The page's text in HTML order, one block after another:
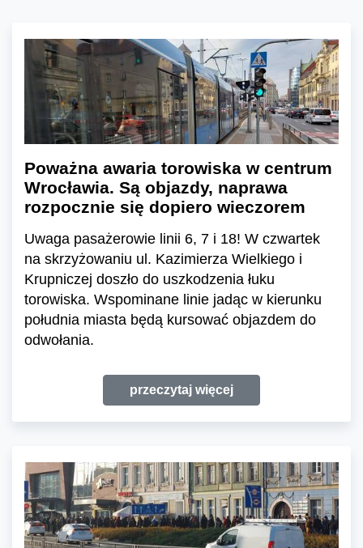
Poważna awaria torowiska w centrum
Wrocławia. Są objazdy, naprawa
rozpocznie się dopiero wieczorem
Uwaga pasażerowie linii 6, 7 i 18! W czwartek
na skrzyżowaniu ul. Kazimierza Wielkiego i
Krupniczej doszło do uszkodzenia łuku
torowiska. Wspominane linie jadąc w kierunku
południa miasta będą kursować objazdem do
odwołania.
przeczytaj więcej